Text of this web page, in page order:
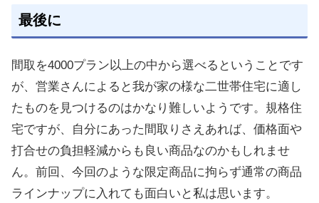
最後に
間取を4000プラン以上の中から選べるということです
が、営業さんによると我が家の様な二世帯住宅に適し
たものを見つけるのはかなり難しいようです。規格住
宅ですが、自分にあった間取りさえあれば、価格面や
打合せの負担軽減からも良い商品なのかもしれませ
ん。前回、今回のような限定商品に拘らず通常の商品
ラインナップに入れても面白いと私は思います。